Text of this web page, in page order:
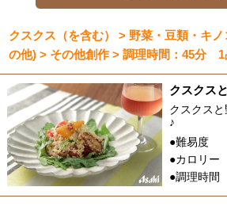
クスクス（を含む） > 野菜・豆類・キ
の他) > その他創作 > 調理時間：45分 1
クスクス
クスクス
♪
●難易度
●カロリー
●調理時間